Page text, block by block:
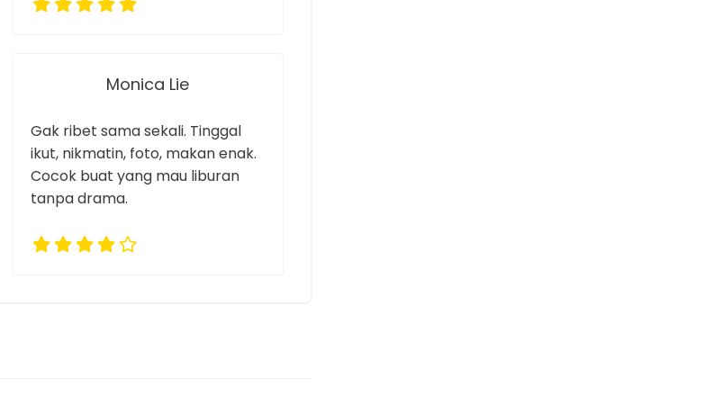
Monica Lie
Gak ribet sama sekali. Tinggal
ikut, nikmatin, foto, makan enak.
Cocok buat yang mau liburan
tanpa drama.